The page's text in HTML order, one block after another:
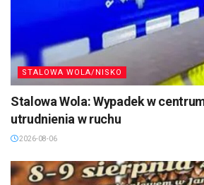
STALOWA WOLA/NISKO
Stalowa Wola: Wypadek w
utrudnienia w ruchu
2026-08-06